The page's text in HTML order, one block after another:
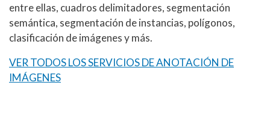
entre ellas, cuadros delimitadores, segmentación
semántica, segmentación de instancias, polígonos,
clasificación de imágenes y más.
VER TODOS LOS SERVICIOS DE ANOTACIÓN DE
IMÁGENES